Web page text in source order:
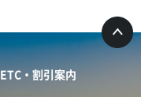
ETC・割引案内